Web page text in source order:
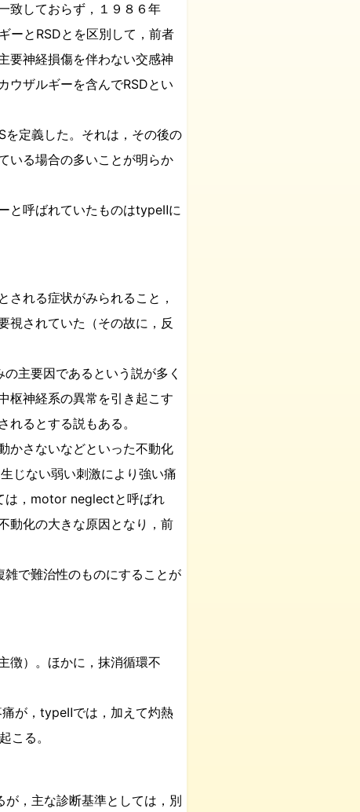
致しておらず，１９８６年
とRSDとを区別して，前者
要神経損傷を伴わない交感神
ウザルギーを含んでRSDとい
定義した。それは，その後の
いる場合の多いことが明らか
と呼ばれていたものはtypeⅡに
れる症状がみられること，
視されていた（その故に，反
主要因であるという説が多く
枢神経系の異常を引き起こす
るとする説もある。
かさないなどといった不動化
じない弱い刺激により強い痛
は，motor neglectと呼ばれ
動化の大きな原因となり，前
で難治性のものにすることが
徴）。ほかに，抹消循環不
が，typeⅡでは，加えて灼熱
こる。
，主な診断基準としては，別